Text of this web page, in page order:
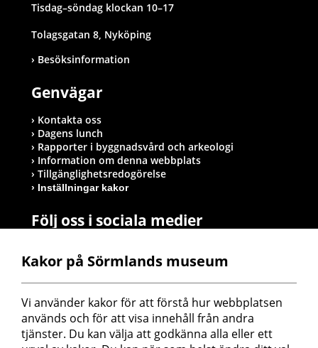
Tisdag–söndag klockan 10–17
Tolagsgatan 8, Nyköping
Besöksinformation
Genvägar
Kontakta oss
Dagens lunch
Rapporter i byggnadsvård och arkeologi
Information om denna webbplats
Tillgänglighetsredogörelse
Inställningar kakor
Följ oss i sociala medier
Postadress
Sörmlands museum
Box 314
611 26 Nyköping
Kakor på Sörmlands museum
Vi använder kakor för att förstå hur webbplatsen
används och för att visa innehåll från andra
tjänster. Du kan välja att godkänna alla eller ett